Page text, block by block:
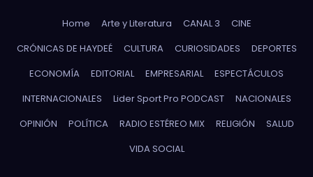
Home Arte y Literatura CANAL 3
CINE
CRÓNICAS DE HAYDEÉ
CULTURA CURIOSIDADES
DEPORTES
ECONOMÍA
EDITORIAL EMPRESARIAL
ESPECTÁCULOS
INTERNACIONALES
Lider Sport Pro PODCAST
NACIONALES
OPINIÓN
POLÍTICA RADIO ESTÉREO MIX RELIGIÓN
SALUD
VIDA SOCIAL